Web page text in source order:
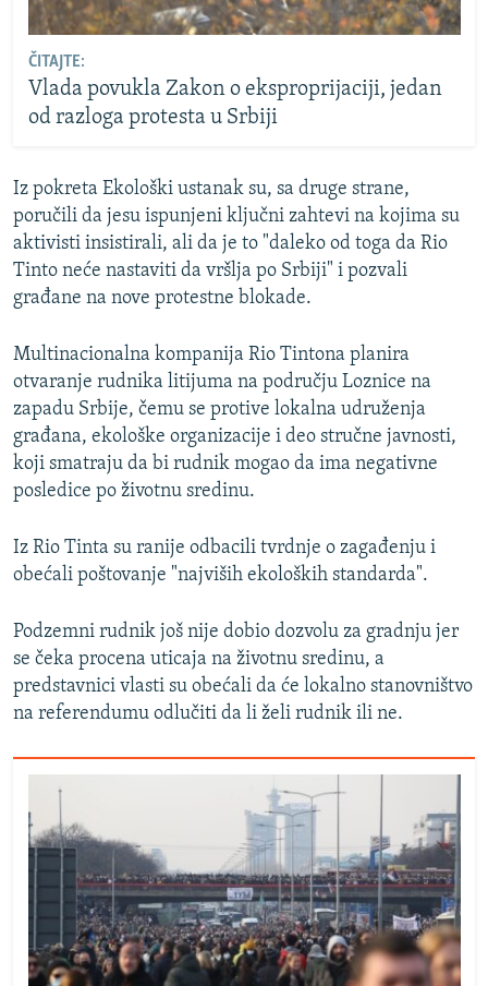
ČITAJTE:
Vlada povukla Zakon o eksproprijaciji, jedan
od razloga protesta u Srbiji
Iz pokreta Ekološki ustanak su, sa druge strane,
poručili da jesu ispunjeni ključni zahtevi na kojima su
aktivisti insistirali, ali da je to "daleko od toga da Rio
Tinto neće nastaviti da vršlja po Srbiji" i pozvali
građane na nove protestne blokade.
Multinacionalna kompanija Rio Tintona planira
otvaranje rudnika litijuma na području Loznice na
zapadu Srbije, čemu se protive lokalna udruženja
građana, ekološke organizacije i deo stručne javnosti,
koji smatraju da bi rudnik mogao da ima negativne
posledice po životnu sredinu.
Iz Rio Tinta su ranije odbacili tvrdnje o zagađenju i
obećali poštovanje "najviših ekoloških standarda".
Podzemni rudnik još nije dobio dozvolu za gradnju jer
se čeka procena uticaja na životnu sredinu, a
predstavnici vlasti su obećali da će lokalno stanovništvo
na referendumu odlučiti da li želi rudnik ili ne.